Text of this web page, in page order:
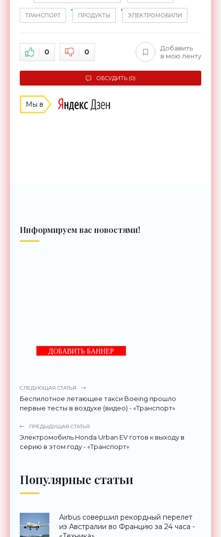
ТРАНСПОРТ
,
ПРОДУКТЫ
,
ЭЛЕКТРОМОБИЛИ
0 0
Добавить
в мою ленту
ОБСУДИТЬ (0)
Мы в
Информируем вас новостями!
ДОБАВИТЬ БАННЕР
СЛЕДУЮЩАЯ СТАТЬЯ
Беспилотное летающее такси Boeing прошло
первые тесты в воздухе (видео) - «Транспорт»
ПРЕДЫДУЩАЯ СТАТЬЯ
Электромобиль Honda Urban EV готов к выходу в
серию в этом году - «Транспорт»
Популярные статьи
Airbus совершил рекордный перелет
из Австралии во Францию за 24 часа -